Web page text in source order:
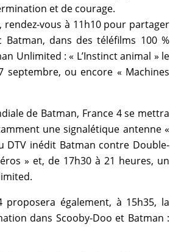
et de courage.
vous à 11h10 pour partager
dans des téléfilms 100 %
Unlimited : « L’Instinct animal » le
septembre, ou encore « Machines
de Batman, France 4 se mettra
une signalétique antenne «
DTV inédit Batman contre Double-
» et, de 17h30 à 21 heures, un
proposera également, à 15h35, la
dans Scooby-Doo et Batman :